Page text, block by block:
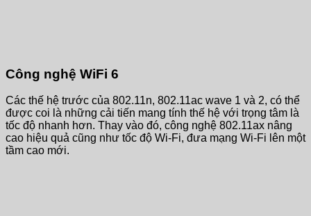
Công nghệ WiFi 6
Các thế hệ trước của 802.11n, 802.11ac wave 1 và 2, có thể
được coi là những cải tiến mang tính thế hệ với trọng tâm là
tốc độ nhanh hơn. Thay vào đó, công nghệ 802.11ax nâng
cao hiệu quả cũng như tốc độ Wi-Fi, đưa mạng Wi-Fi lên một
tầm cao mới.